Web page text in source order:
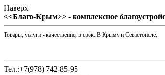
Наверх
<<Благо-Крым>> - комплексное
Товары, услуги - качественно, в срок. В Крыму и Севастополе.
Тел.:+7(978) 742-85-95